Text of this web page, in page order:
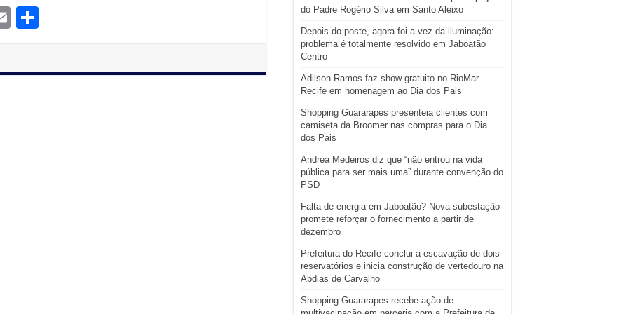
E
do Padre Rogério Silva em Santo Aleixo
Depois do poste, agora foi a vez da iluminação:
problema é totalmente resolvido em Jaboatão
Centro
Adilson Ramos faz show gratuito no RioMar
Recife em homenagem ao Dia dos Pais
Shopping Guararapes presenteia clientes com
camiseta da Broomer nas compras para o Dia
dos Pais
Andréa Medeiros diz que “não entrou na vida
pública para ser mais uma” durante convenção do
PSD
Falta de energia em Jaboatão? Nova subestação
promete reforçar o fornecimento a partir de
dezembro
Prefeitura do Recife conclui a escavação de dois
reservatórios e inicia construção de vertedouro na
Abdias de Carvalho
Shopping Guararapes recebe ação de